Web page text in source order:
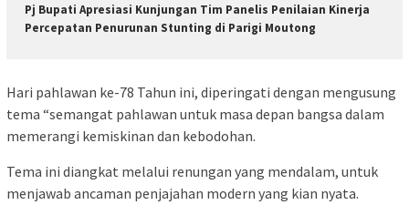
Pj Bupati Apresiasi Kunjungan Tim Panelis Penilaian Kinerja
Percepatan Penurunan Stunting di Parigi Moutong
Hari pahlawan ke-78 Tahun ini, diperingati dengan mengusung
tema “semangat pahlawan untuk masa depan bangsa dalam
memerangi kemiskinan dan kebodohan.
Tema ini diangkat melalui renungan yang mendalam, untuk
menjawab ancaman penjajahan modern yang kian nyata.